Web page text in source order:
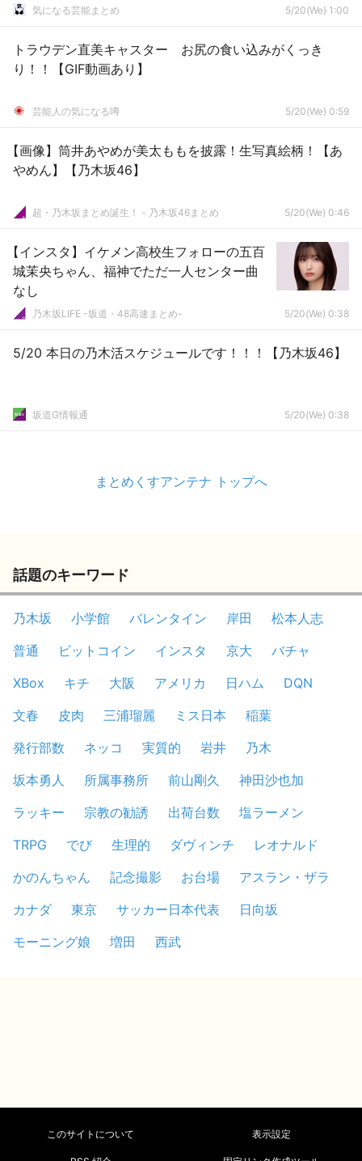
気になる芸能まとめ 5/20(We) 1:00
トラウデン直美キャスター お尻の食い込みがくっき
り！！【GIF動画あり】
芸能人の気になる噂 5/20(We) 0:59
【画像】筒井あやめが美太ももを披露！生写真絵柄！【あ
やめん】【乃木坂46】
超・乃木坂まとめ誕生！ - 乃木坂46まとめ 5/20(We) 0:46
【インスタ】イケメン高校生フォローの五百
城茉央ちゃん、福神でただ一人センター曲
なし
乃木坂LIFE -坂道・48高速まとめ- 5/20(We) 0:38
5/20 本日の乃木活スケジュールです！！！【乃木坂46】
坂道G情報通 5/20(We) 0:38
まとめくすアンテナ トップへ
話題のキーワード
乃木坂 小学館 バレンタイン 岸田
松本人志
普通
ビットコイン インスタ 京大
バチャ
XBox
キチ 大阪 アメリカ 日ハム
DQN
文春
皮肉 三浦瑠麗 ミス日本
稲葉
発行部数
ネッコ 実質的 岩井
乃木
坂本勇人
所属事務所 前山剛久
神田沙也加
ラッキー
宗教の勧誘 出荷台数
塩ラーメン
TRPG
でび 生理的 ダヴィンチ
レオナルド
かのんちゃん
記念撮影 お台場
アスラン・ザラ
カナダ
東京 サッカー日本代表
日向坂
モーニング娘
増田 西武
このサイトについて 表示設定